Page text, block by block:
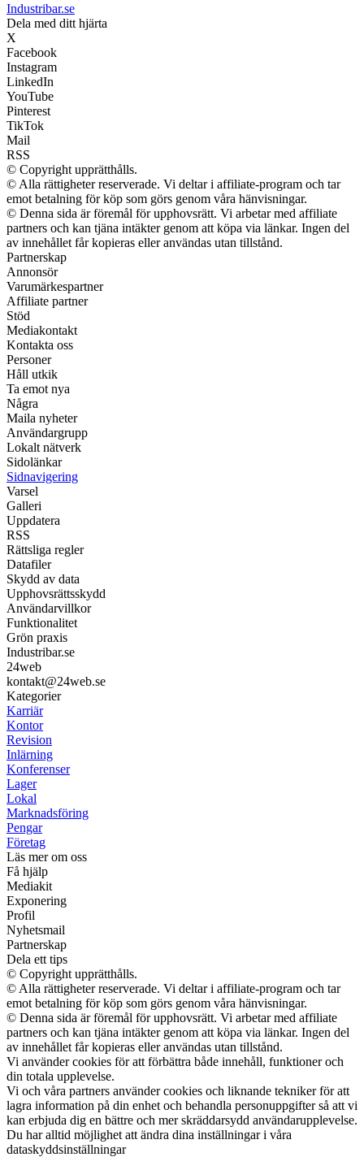
Industribar.se
Dela med ditt hjärta
X
Facebook
Instagram
LinkedIn
YouTube
Pinterest
TikTok
Mail
RSS
© Copyright upprätthålls.
© Alla rättigheter reserverade. Vi deltar i affiliate-program och tar
emot betalning för köp som görs genom våra hänvisningar.
© Denna sida är föremål för upphovsrätt. Vi arbetar med affiliate
partners och kan tjäna intäkter genom att köpa via länkar. Ingen del
av innehållet får kopieras eller användas utan tillstånd.
Partnerskap
Annonsör
Varumärkespartner
Affiliate partner
Stöd
Mediakontakt
Kontakta oss
Personer
Håll utkik
Ta emot nya
Några
Maila nyheter
Användargrupp
Lokalt nätverk
Sidolänkar
Sidnavigering
Varsel
Galleri
Uppdatera
RSS
Rättsliga regler
Datafiler
Skydd av data
Upphovsrättsskydd
Användarvillkor
Funktionalitet
Grön praxis
Industribar.se
24web
kontakt@24web.se
Kategorier
Karriär
Kontor
Revision
Inlärning
Konferenser
Lager
Lokal
Marknadsföring
Pengar
Företag
Läs mer om oss
Få hjälp
Mediakit
Exponering
Profil
Nyhetsmail
Partnerskap
Dela ett tips
© Copyright upprätthålls.
© Alla rättigheter reserverade. Vi deltar i affiliate-program och tar
emot betalning för köp som görs genom våra hänvisningar.
© Denna sida är föremål för upphovsrätt. Vi arbetar med affiliate
partners och kan tjäna intäkter genom att köpa via länkar. Ingen del
av innehållet får kopieras eller användas utan tillstånd.
Vi använder cookies för att förbättra både innehåll, funktioner och
din totala upplevelse.
Vi och våra partners använder cookies och liknande tekniker för att
lagra information på din enhet och behandla personuppgifter så att vi
kan erbjuda dig en bättre och mer skräddarsydd användarupplevelse.
Du har alltid möjlighet att ändra dina inställningar i våra
dataskyddsinställningar